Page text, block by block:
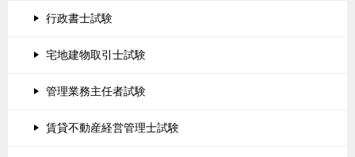
行政書士試験
宅地建物取引士試験
管理業務主任者試験
賃貸不動産経営管理士試験